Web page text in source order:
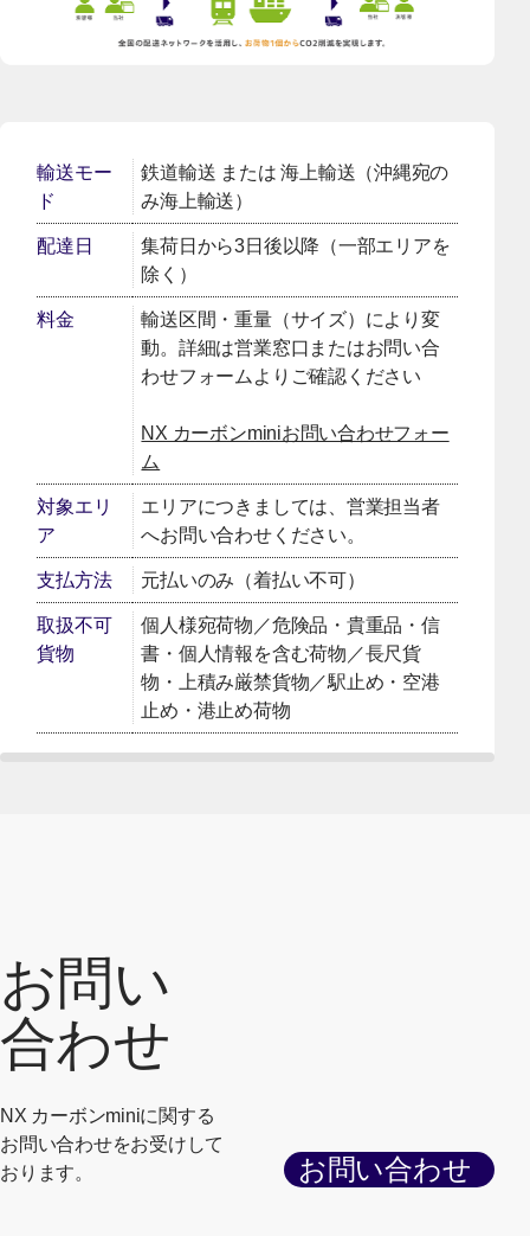
輸送モー
ド
鉄道輸送 または 海上輸送（沖縄宛の
み海上輸送）
配達日
集荷日から3日後以降（一部エリアを
除く）
料金
輸送区間・重量（サイズ）により変
動。詳細は営業窓口またはお問い合
わせフォームよりご確認ください
NX カーボンminiお問い合わせフォー
ム
対象エリ
ア
エリアにつきましては、営業担当者
へお問い合わせください。
支払方法 元払いのみ（着払い不可）
取扱不可
貨物
個人様宛荷物／危険品・貴重品・信
書・個人情報を含む荷物／長尺貨
物・上積み厳禁貨物／駅止め・空港
止め・港止め荷物
お問い
合わせ
NX カーボンminiに関する
お問い合わせをお受けして
おります。
お問い合わせ